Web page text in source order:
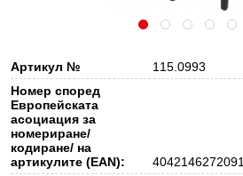
Артикул №
115.0993
Номер според
Европейската
асоциация за
номериране/
кодиране/ на
артикулите (EAN):
4042146272091